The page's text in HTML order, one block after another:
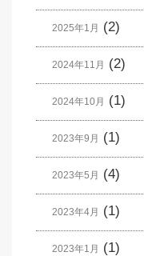
2025年1月 (2)
2024年11月 (2)
2024年10月 (1)
2023年9月 (1)
2023年5月 (4)
2023年4月 (1)
2023年1月 (1)